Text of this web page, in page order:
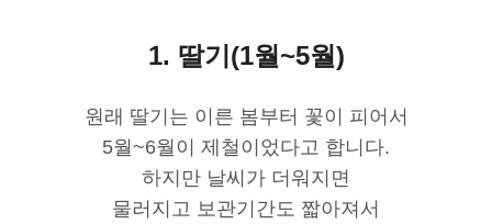
1. 딸기(1월~5월)
원래 딸기는 이른 봄부터 꽃이 피어서
5월~6월이 제철이었다고 합니다.
하지만 날씨가 더워지면
물러지고 보관기간도 짧아져서